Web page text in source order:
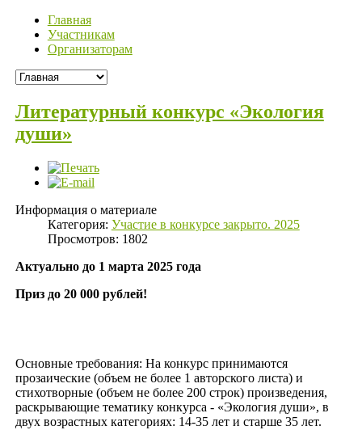
Главная
Участникам
Организаторам
Литературный конкурс «Экология
души»
Информация о материале
Категория: Участие в конкурсе закрыто. 2025
Просмотров: 1802
Актуально до 1 марта 2025 года
Приз до 20 000 рублей!
Основные требования: На конкурс принимаются
прозаические (объем не более 1 авторского листа) и
стихотворные (объем не более 200 строк) произведения,
раскрывающие тематику конкурса - «Экология души», в
двух возрастных категориях: 14-35 лет и старше 35 лет.